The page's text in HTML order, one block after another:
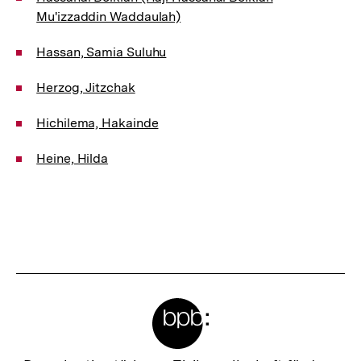
Mu'izzaddin Waddaulah)
Hassan, Samia Suluhu
Herzog, Jitzchak
Hichilema, Hakainde
Heine, Hilda